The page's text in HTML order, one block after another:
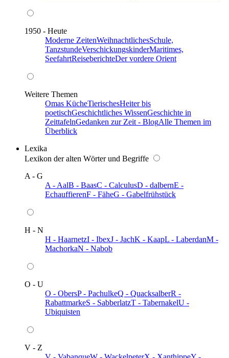
1950 - Heute
Moderne ZeitenWeihnachtlichesSchule,
TanzstundeVerschickungskinderMaritimes,
SeefahrtReiseberichteDer vordere Orient
Weitere Themen
Omas KücheTierischesHeiter bis
poetischGeschichtliches WissenGeschichte in
ZeittafelnGedanken zur Zeit - BlogAlle Themen im
Überblick
Lexika
Lexikon der alten Wörter und Begriffe
A - G
A - AalB - BaasC - CalculusD - dalbernE -
EchauffierenF - FäheG - Gabelfrühstück
H - N
H - HaarnetzI - IbexJ - JachK - KaapL - LaberdanM -
MachorkaN - Nabob
O - U
O - ObersP - PachulkeQ - QuacksalberR -
RabattmarkeS - SabberlatzT - TabernakelU -
Ubiquisten
V - Z